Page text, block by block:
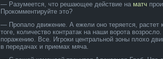
— Разумеется, что решающее действие на матч
Прокомментируйте это?
— Пропало движение. А ежели оно теряется, растет
тоге, количество контратак на наши ворота
поражению. Все. Игроки центральной зоны плохо
в переда­чах и приемах мяча.